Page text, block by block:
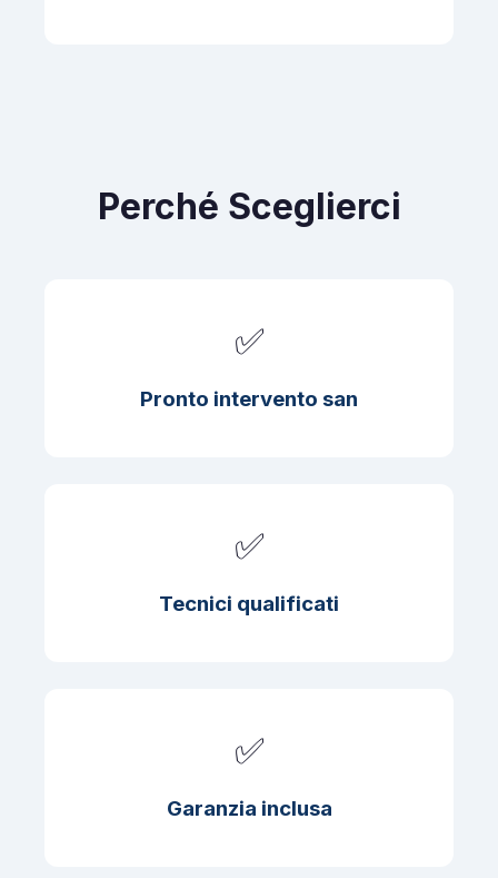
Perché Sceglierci
✅
Pronto intervento san
✅
Tecnici qualificati
✅
Garanzia inclusa